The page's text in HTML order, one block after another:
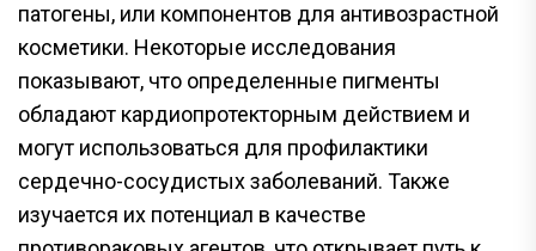
патогены, или компонентов для антивозрастной
косметики. Некоторые исследования
показывают, что определенные пигменты
обладают кардиопротекторным действием и
могут использоваться для профилактики
сердечно-сосудистых заболеваний. Также
изучается их потенциал в качестве